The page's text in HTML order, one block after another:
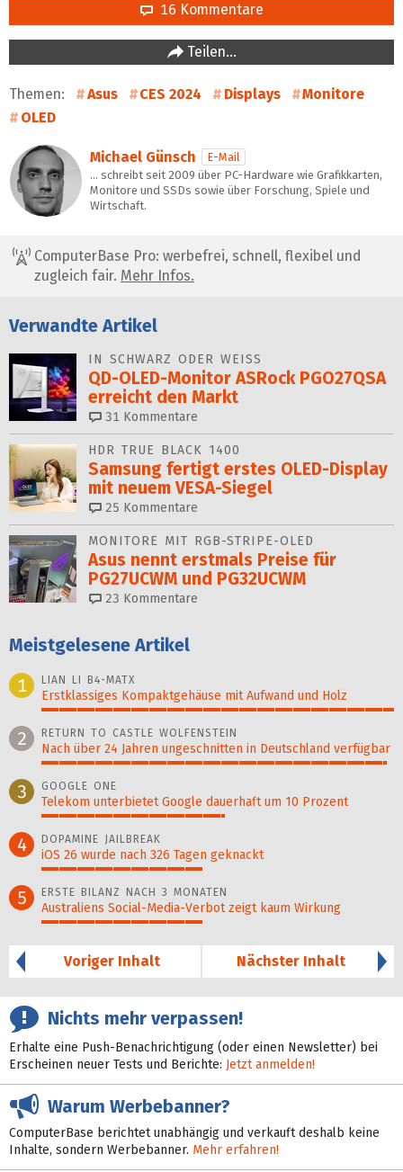
16 Kommentare
Teilen…
Themen: Asus CES 2024 Displays
Monitore
OLED
Michael Günsch
E-Mail
… schreibt seit 2009 über PC-Hardware wie Grafikkarten,
Monitore und SSDs sowie über Forschung, Spiele und
Wirtschaft.
ComputerBase Pro: werbefrei, schnell, flexibel und
zugleich fair. Mehr Infos.
Verwandte Artikel
IN SCHWARZ ODER WEISS
QD-OLED-Monitor ASRock PGO27QSA
erreicht den Markt
31 Kommentare
HDR TRUE BLACK 1400
Samsung fertigt erstes OLED-Display
mit neuem VESA-Siegel
25 Kommentare
MONITORE MIT RGB-STRIPE-OLED
Asus nennt erstmals Preise für
PG27UCWM und PG32UCWM
23 Kommentare
Meistgelesene Artikel
1
LIAN LI B4-MATX
Erstklassiges Kompaktgehäuse mit Aufwand und Holz
100%
2 RETURN TO CASTLE WOLFENSTEIN
Nach über 24 Jahren ungeschnitten in Deutschland verfügbar
98%
3 GOOGLE ONE
Telekom unterbietet Google dauerhaft um 10 Prozent
52%
4 DOPAMINE JAILBREAK
iOS 26 wurde nach 326 Tagen geknackt
46%
5 ERSTE BILANZ NACH 3 MONATEN
Australiens Social-Media-Verbot zeigt kaum Wirkung
46%
Voriger Inhalt
Nächster Inhalt
Nichts mehr verpassen!
Erhalte eine Push-Benachrichtigung (oder einen Newsletter) bei
Erscheinen neuer Tests und Berichte: Jetzt anmelden!
Warum Werbebanner?
ComputerBase berichtet unabhängig und verkauft deshalb keine
Inhalte, sondern Werbebanner. Mehr erfahren!